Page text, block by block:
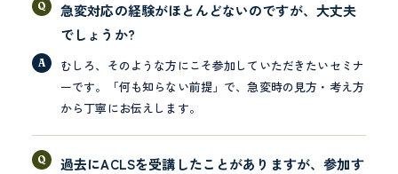
急変対応の経験がほとんどないのですが、大丈夫
でしょうか?
むしろ、そのような方にこそ参加していただきたいセミナ
ーです。「何も知らない前提」で、急変時の見方・考え方
から丁寧にお伝えします。
過去にACLSを受講したことがありますが、参加す